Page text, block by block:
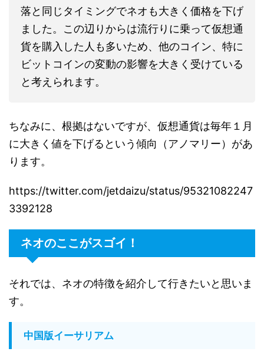
落と同じタイミングでネオも大きく価格を下げ
ました。この辺りからは流行りに乗って仮想通
貨を購入した人も多いため、他のコイン、特に
ビットコインの変動の影響を大きく受けている
と考えられます。
ちなみに、根拠はないですが、仮想通貨は毎年１月
に大きく値を下げるという傾向（アノマリー）があ
ります。
https://twitter.com/jetdaizu/status/95321082247
3392128
ネオのここがスゴイ！
それでは、ネオの特徴を紹介して行きたいと思いま
す。
中国版イーサリアム